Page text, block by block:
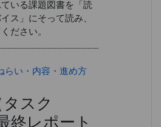
いる課題図書を「読
ス」にそって読み、
ださい。
らい・内容・進め方
ページ
スク
終レポート